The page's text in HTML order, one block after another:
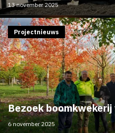
13 november 2025
Bezoek
Projectnieuws
6 november 2025